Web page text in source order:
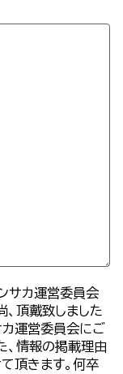
サカ運営委員会
、頂戴致しました
運営委員会にご
、情報の掲載理由
頂きます。何卒